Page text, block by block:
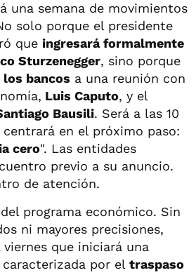
una semana de movimientos
solo porque el presidente
que ingresará formalmente
Sturzenegger, sino porque
bancos a una reunión con
Luis Caputo, y el
Bausili. Será a las 10
en el próximo paso:
cero". Las entidades
previo a su anuncio.
de atención.
programa económico. Sin
ni mayores precisiones,
que iniciará una
caracterizada por el traspaso